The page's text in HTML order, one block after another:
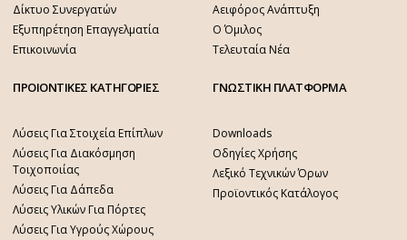
Δίκτυο Συνεργατών
Εξυπηρέτηση Επαγγελματία
Επικοινωνία
Αειφόρος Ανάπτυξη
Ο Όμιλος
Τελευταία Νέα
ΠΡΟΙΟΝΤΙΚΕΣ ΚΑΤΗΓΟΡΙΕΣ
Λύσεις Για Στοιχεία Επίπλων
Λύσεις Για Διακόσμηση
Τοιχοποιίας
Λύσεις Για Δάπεδα
Λύσεις Υλικών Για Πόρτες
Λύσεις Για Υγρούς Χώρους
ΓΝΩΣΤΙΚΗ ΠΛΑΤΦΟΡΜΑ
Downloads
Οδηγίες Χρήσης
Λεξικό Τεχνικών Όρων
Προϊοντικός Κατάλογος